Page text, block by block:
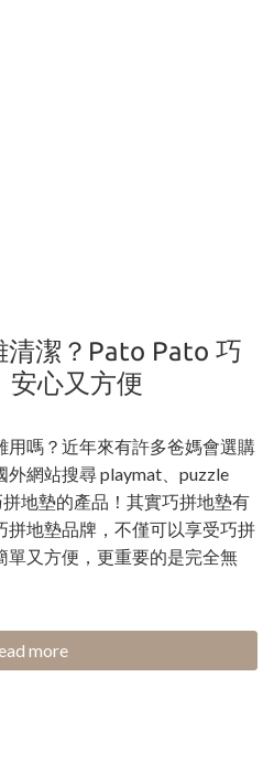
清潔？Pato Pato 巧
安心又方便
用嗎？近年來有許多爸媽會選購
網站搜尋 playmat、puzzle
地墊的產品！其實巧拼地墊有
拼地墊品牌，不僅可以享受巧拼
單又方便，更重要的是完全無
more